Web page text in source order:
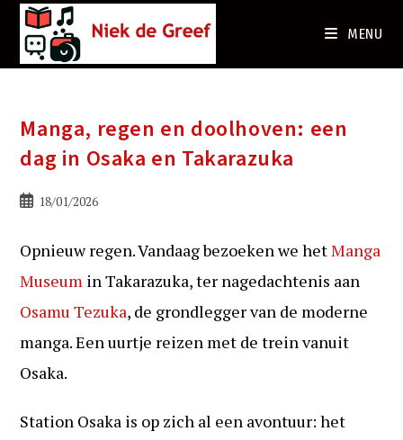
MENU
Manga, regen en doolhoven: een
dag in Osaka en Takarazuka
Bericht18/01/2026
Opnieuw regen. Vandaag bezoeken we hetManga
Museum in Takarazuka, ter nagedachtenis aan
Osamu Tezuka, de grondlegger van de moderne
manga. Een uurtje reizen met de trein vanuit
Osaka.
Station Osaka is op zich al een avontuur: het